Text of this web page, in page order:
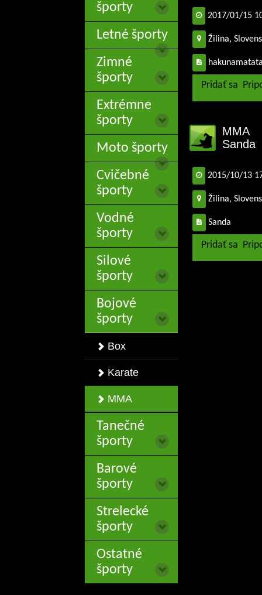
športy
Letné športy
Zimné
športy
Extrémne
športy
Moto športy
Cvičebné
športy
Vodné
športy
Silové
športy
Bojové
športy
Box
Karate
MMA
Tanečné
športy
Barové
športy
Strelecké
športy
Ostatné
športy
2017/01/15
Žilina,
Pridať sa
MMA
Sanda
2015/10/13
Žilina,
Sanda
Pridať sa